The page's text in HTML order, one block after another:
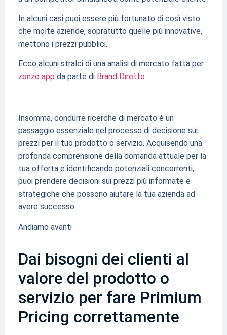
In alcuni casi puoi essere più fortunato di così visto
che molte aziende, sopratutto quelle più innovative,
mettono i prezzi pubblici.
Ecco alcuni stralci di una analisi di mercato fatta per
zonzo app da parte di Brand Diretto
Insomma, condurre ricerche di mercato è un
passaggio essenziale nel processo di decisione sui
prezzi per il tuo prodotto o servizio. Acquisendo una
profonda comprensione della domanda attuale per la
tua offerta e identificando potenziali concorrenti,
puoi prendere decisioni sui prezzi più informate e
strategiche che possono aiutare la tua azienda ad
avere successo.
Andiamo avanti
Dai bisogni dei clienti al
valore del prodotto o
servizio per fare Primium
Pricing correttamente